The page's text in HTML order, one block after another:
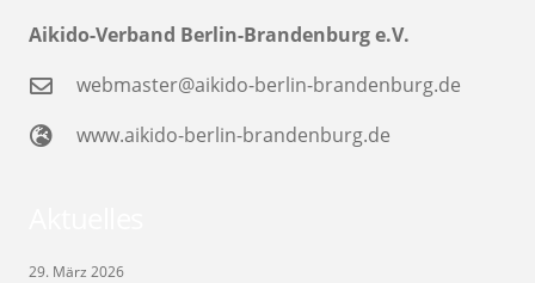
Aikido-Verband Berlin-Brandenburg e.V.
webmaster@aikido-berlin-brandenburg.de
www.aikido-berlin-brandenburg.de
29. März 2026